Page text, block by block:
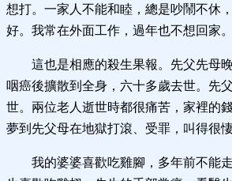
想打。一家人不能和睦，總是吵鬧不休
好。我常在外面工作，過年也不想回家。
這也是相應的殺生果報。先父先母
咽癌後擴散到全身，六十多歲去世。先
世。兩位老人逝世時都很痛苦，家裡的
夢到先父母在地獄打滾、受罪，叫得很
我的婆婆喜歡吃雞腳，多年前不能